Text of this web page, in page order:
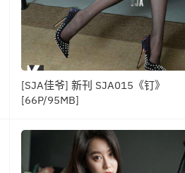
[SJA佳爷] 新刊 SJA015《钉》
[66P/95MB]